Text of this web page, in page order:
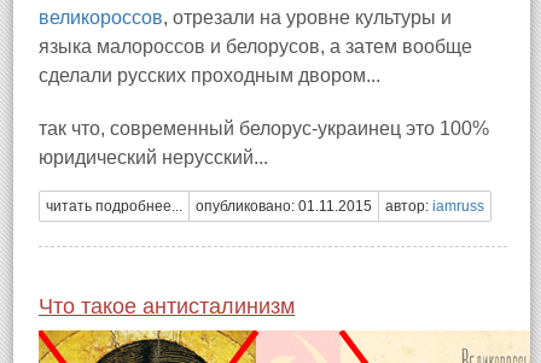
великороссов, отрезали на уровне культуры и
языка малороссов и белорусов, а затем вообще
сделали русских проходным двором...
так что, современный белорус-украинец это 100%
юридический нерусский...
читать подробнее... опубликовано: 01.11.2015 автор: iamruss
Что такое антисталинизм